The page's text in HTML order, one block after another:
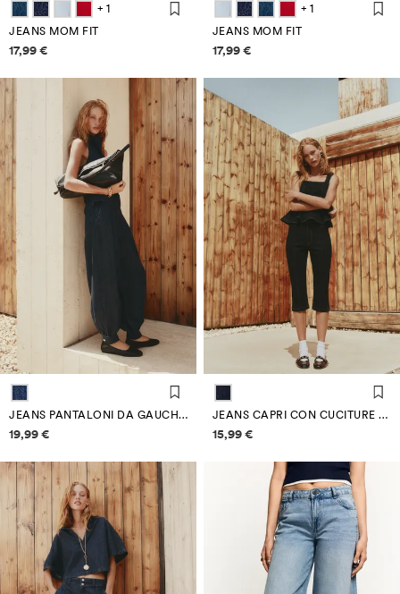
+ 1
JEANS MOM FIT
Informazioni sui prezzi
17,99 €
+ 1
JEANS MOM FIT
Informazioni sui prezzi
17,99 €
JEANS PANTALONI DA GAUCHO INDACO
Informazioni sui prezzi
19,99 €
JEANS CAPRI CON CUCITURE A CONTRASTO
Informazioni sui prezzi
15,99 €